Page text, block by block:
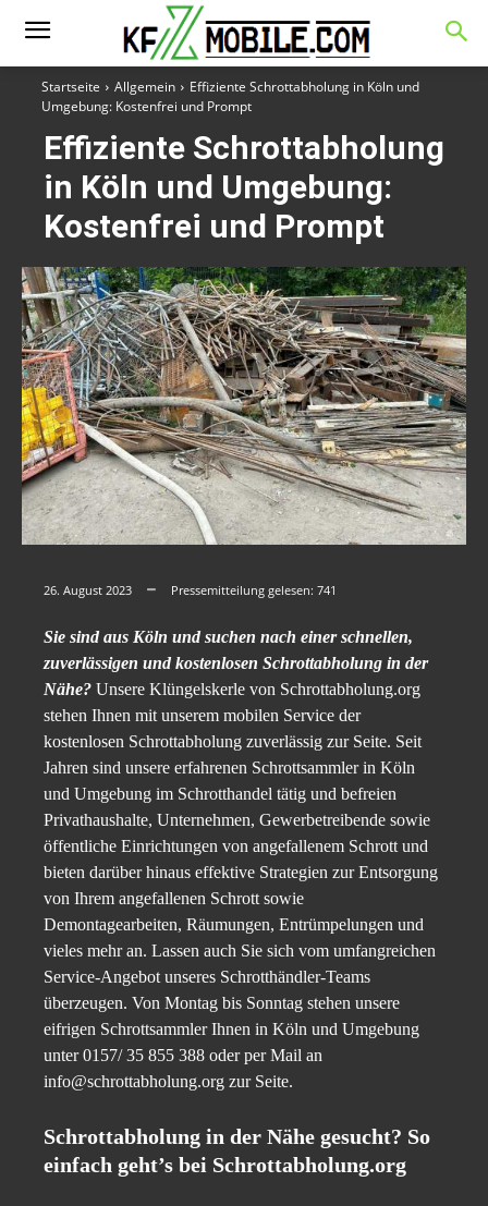
Startseite Allgemein
Effiziente Schrottabholung in Köln und
Umgebung: Kostenfrei und Prompt
Effiziente Schrottabholung
in Köln und Umgebung:
Kostenfrei und Prompt
26. August 2023 Pressemitteilung gelesen: 741
Sie sind aus Köln und suchen nach einer schnellen,
zuverlässigen und kostenlosen Schrottabholung in der
Nähe? Unsere Klüngelskerle von Schrottabholung.org
stehen Ihnen mit unserem mobilen Service der
kostenlosen Schrottabholung zuverlässig zur Seite. Seit
Jahren sind unsere erfahrenen Schrottsammler in Köln
und Umgebung im Schrotthandel tätig und befreien
Privathaushalte, Unternehmen, Gewerbetreibende sowie
öffentliche Einrichtungen von angefallenem Schrott und
bieten darüber hinaus effektive Strategien zur Entsorgung
von Ihrem angefallenen Schrott sowie
Demontagearbeiten, Räumungen, Entrümpelungen und
vieles mehr an. Lassen auch Sie sich vom umfangreichen
Service-Angebot unseres Schrotthändler-Teams
überzeugen. Von Montag bis Sonntag stehen unsere
eifrigen Schrottsammler Ihnen in Köln und Umgebung
unter 0157/ 35 855 388 oder per Mail an
info@schrottabholung.org zur Seite.
Schrottabholung in der Nähe gesucht? So
einfach geht’s bei Schrottabholung.org